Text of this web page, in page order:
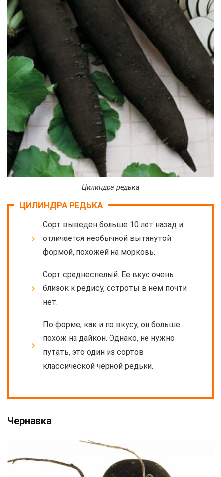
Цилиндра редька
ЦИЛИНДРА РЕДЬКА
Сорт выведен больше 10 лет назад и
отличается необычной вытянутой
формой, похожей на морковь.
Сорт среднеспелый. Ее вкус очень
близок к редису, остроты в нем почти
нет.
По форме, как и по вкусу, он больше
похож на дайкон. Однако, не нужно
путать, это один из сортов
классической черной редьки.
Чернавка